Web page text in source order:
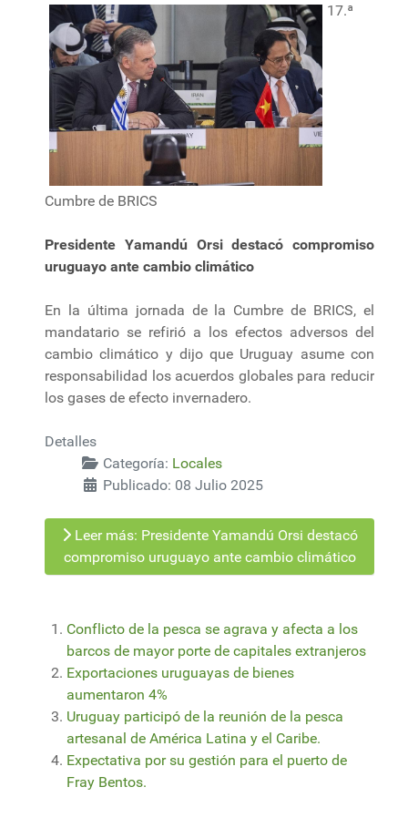
17.ª
Cumbre de BRICS
Presidente Yamandú Orsi destacó compromiso
uruguayo ante cambio climático
En la última jornada de la Cumbre de BRICS, el
mandatario se refirió a los efectos adversos del
cambio climático y dijo que Uruguay asume con
responsabilidad los acuerdos globales para reducir
los gases de efecto invernadero.
Detalles
Categoría: Locales
Publicado: 08 Julio 2025
Leer más: Presidente Yamandú Orsi destacó
compromiso uruguayo ante cambio climático
Conflicto de la pesca se agrava y afecta a los
barcos de mayor porte de capitales extranjeros
Exportaciones uruguayas de bienes
aumentaron 4%
Uruguay participó de la reunión de la pesca
artesanal de América Latina y el Caribe.
Expectativa por su gestión para el puerto de
Fray Bentos.